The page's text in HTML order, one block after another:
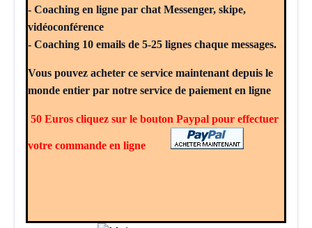
- Coaching en ligne par chat Messenger, skipe,
vidéoconférence
- Coaching 10 emails de 5-25 lignes chaque messages.
Vous pouvez acheter ce service maintenant depuis le
monde entier par notre service de paiement en ligne
50 Euros cliquez sur le bouton Paypal pour effectuer
votre commande en ligne